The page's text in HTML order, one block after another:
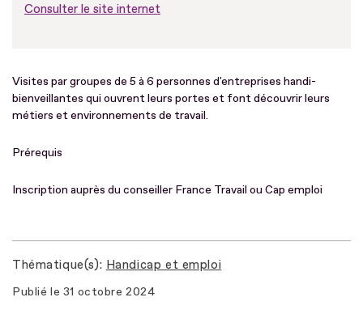
Consulter le site internet
Visites par groupes de 5 à 6 personnes d'entreprises handi-
bienveillantes qui ouvrent leurs portes et font découvrir leurs
métiers et environnements de travail.
Prérequis
Inscription auprès du conseiller France Travail ou Cap emploi
Thématique(s) Handicap et emploi
Publié le 31 octobre 2024